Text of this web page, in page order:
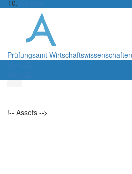
Prüfungsamt Wirtschaftswissenschaften
!-- Assets -->